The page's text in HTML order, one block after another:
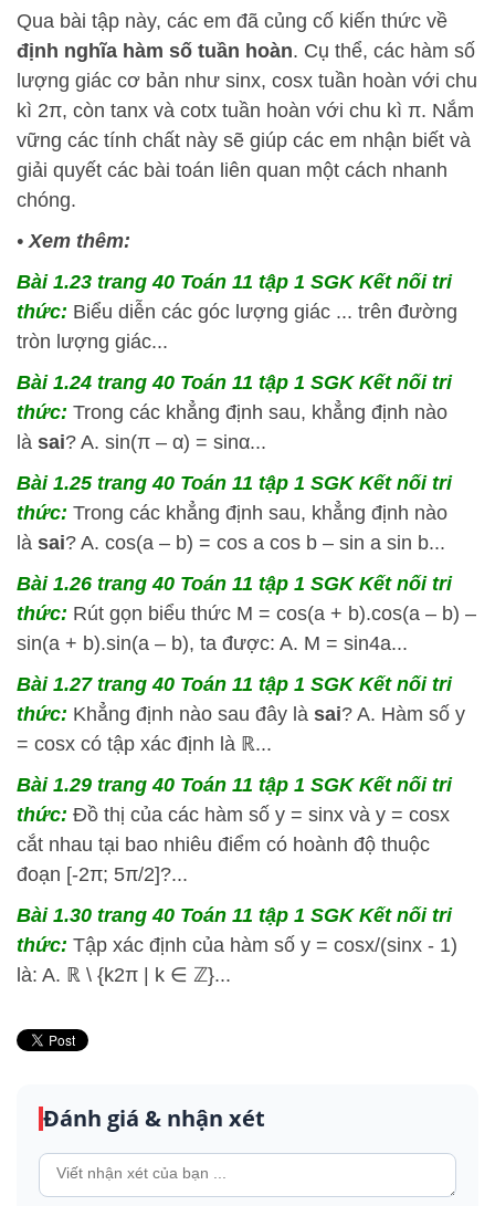
Qua bài tập này, các em đã củng cố kiến thức về
định nghĩa hàm số tuần hoàn. Cụ thể, các hàm số
lượng giác cơ bản như sinx, cosx tuần hoàn với chu
kì 2π, còn tanx và cotx tuần hoàn với chu kì π. Nắm
vững các tính chất này sẽ giúp các em nhận biết và
giải quyết các bài toán liên quan một cách nhanh
chóng.
•Xem thêm:
Bài 1.23 trang 40 Toán 11 tập 1 SGK Kết nối tri
thức: Biểu diễn các góc lượng giác ... trên đường
tròn lượng giác...
Bài 1.24 trang 40 Toán 11 tập 1 SGK Kết nối tri
thức: Trong các khẳng định sau, khẳng định nào
là sai? A. sin(π – α) = sinα...
Bài 1.25 trang 40 Toán 11 tập 1 SGK Kết nối tri
thức: Trong các khẳng định sau, khẳng định nào
là sai? A. cos(a – b) = cos a cos b – sin a sin b...
Bài 1.26 trang 40 Toán 11 tập 1 SGK Kết nối tri
thức: Rút gọn biểu thức M = cos(a + b).cos(a – b) –
sin(a + b).sin(a – b), ta được: A. M = sin4a...
Bài 1.27 trang 40 Toán 11 tập 1 SGK Kết nối tri
thức: Khẳng định nào sau đây là sai? A. Hàm số y
= cosx có tập xác định là ℝ...
Bài 1.29 trang 40 Toán 11 tập 1 SGK Kết nối tri
thức: Đồ thị của các hàm số y = sinx và y = cosx
cắt nhau tại bao nhiêu điểm có hoành độ thuộc
đoạn [-2π; 5π/2]?...
Bài 1.30 trang 40 Toán 11 tập 1 SGK Kết nối tri
thức: Tập xác định của hàm số y = cosx/(sinx - 1)
là: A. ℝ \ {k2π | k ∈ ℤ}...
Đánh giá & nhận xét